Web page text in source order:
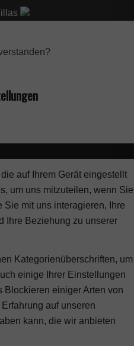
auf Ihrem Gerät eingestellt
um uns mitzuteilen, wenn Sie
mit uns interagieren, Ihre
Ihre Beziehung zu unserer
Kategorienüberschriften, um
einige Ihrer Einstellungen
Blockieren einiger Arten von
auf unseren
kann, die wir anbieten